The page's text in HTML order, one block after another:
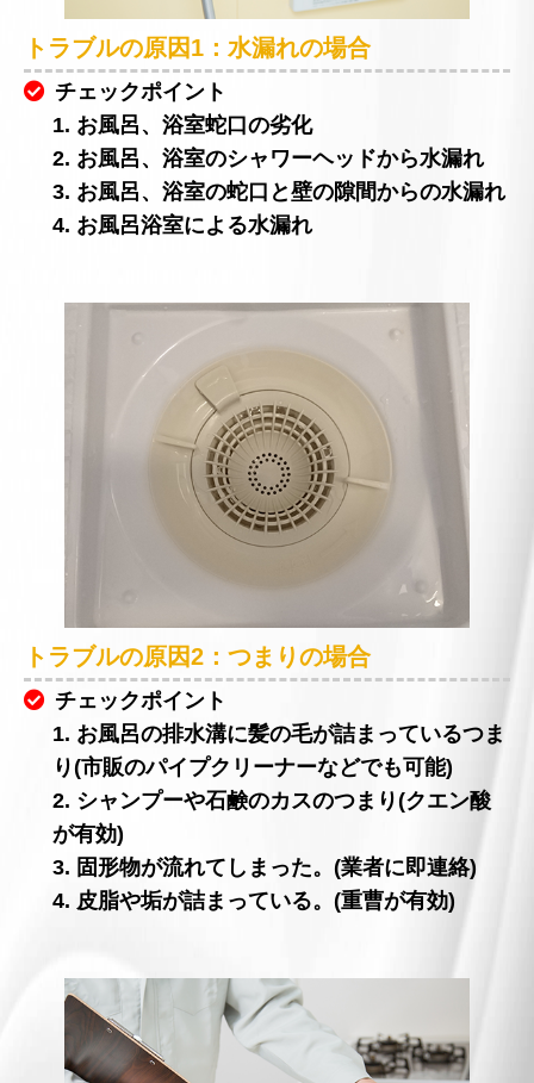
トラブルの原因1：水漏れの場合
チェックポイント
1. お風呂、浴室蛇口の劣化
2. お風呂、浴室のシャワーヘッドから水漏れ
3. お風呂、浴室の蛇口と壁の隙間からの水漏れ
4. お風呂浴室による水漏れ
トラブルの原因2：つまりの場合
チェックポイント
1. お風呂の排水溝に髪の毛が詰まっているつま
り(市販のパイプクリーナーなどでも可能)
2. シャンプーや石鹸のカスのつまり(クエン酸
が有効)
3. 固形物が流れてしまった。(業者に即連絡)
4. 皮脂や垢が詰まっている。(重曹が有効)